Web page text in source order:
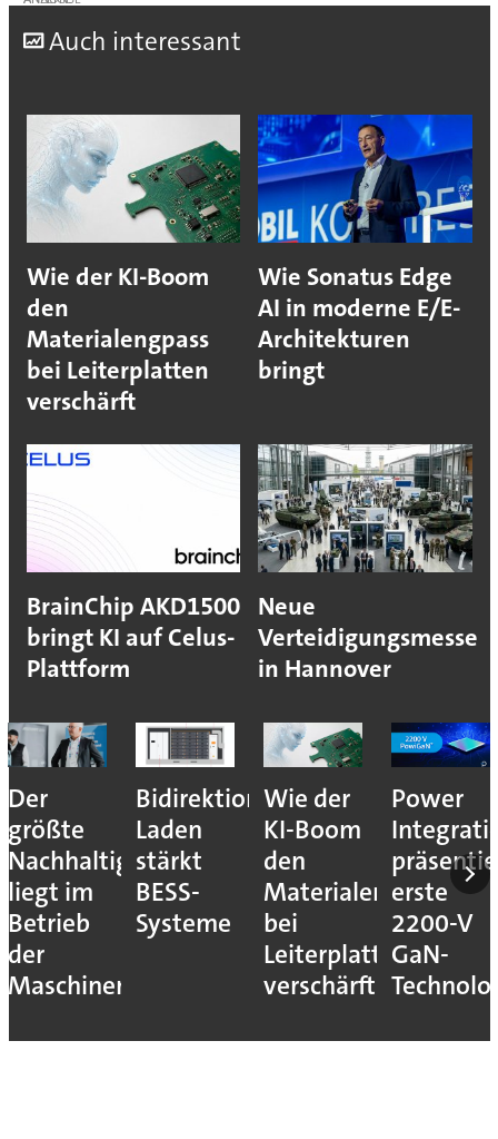
Auch interessant
Wie der KI-Boom
den
Materialengpass
bei Leiterplatten
verschärft
Wie Sonatus Edge
AI in moderne E/E-
Architekturen
bringt
BrainChip AKD1500
bringt KI auf Celus-
Plattform
Neue
Verteidigungsmesse
in Hannover
Der
größte
Nachhaltigkeitshebel
liegt im
Betrieb
der
Maschinen
Bidirektionales
Laden
stärkt
BESS-
Systeme
Wie der
KI-Boom
den
Materialengpass
bei
Leiterplatten
verschärft
Power
erste
2200-V
GaN-